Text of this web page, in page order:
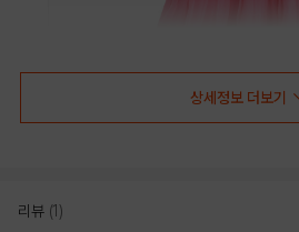
상세정보 더보기
리뷰 (1)